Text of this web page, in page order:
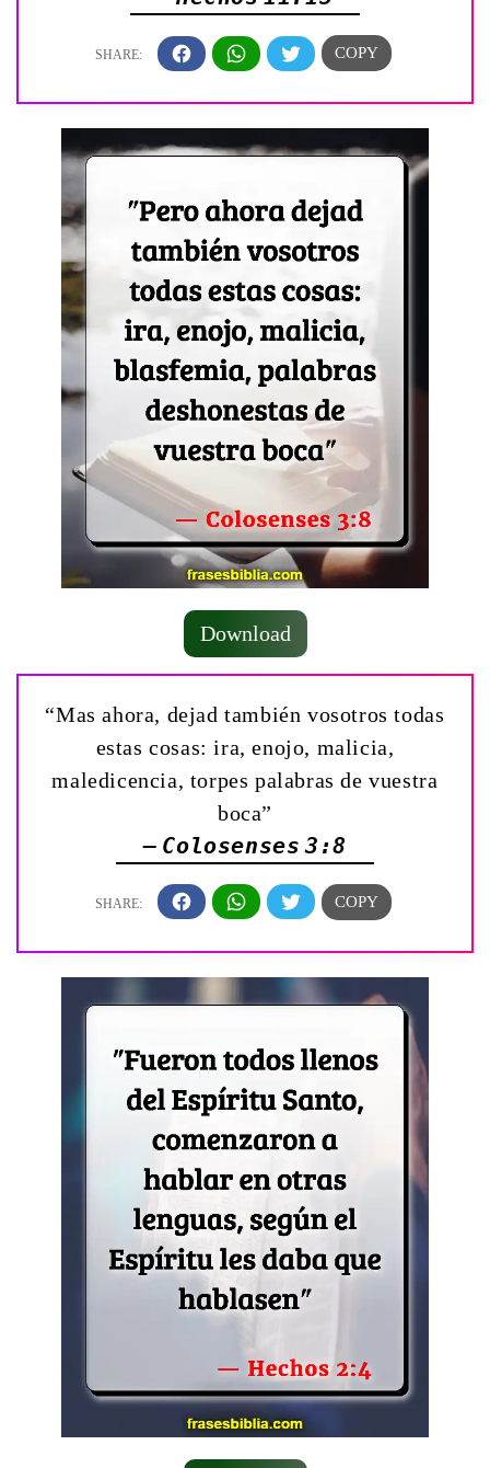
Download
“Mas ahora, dejad también vosotros todas
estas cosas: ira, enojo, malicia,
maledicencia, torpes palabras de vuestra
boca”
— Colosenses 3:8